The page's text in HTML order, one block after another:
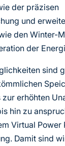
der präzisen
und
den Winter-
der
sind
erhöhten
hin zu
Virtual Power
Damit sind